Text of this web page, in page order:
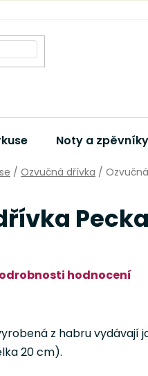
Noty a zpěvníky
/ Ozvučná dřívka /
hodnocení
z habru vydávají
20 cm).